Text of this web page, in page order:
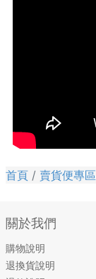
首頁 賣貨便專
關於我們
購物說明
退換貨說明